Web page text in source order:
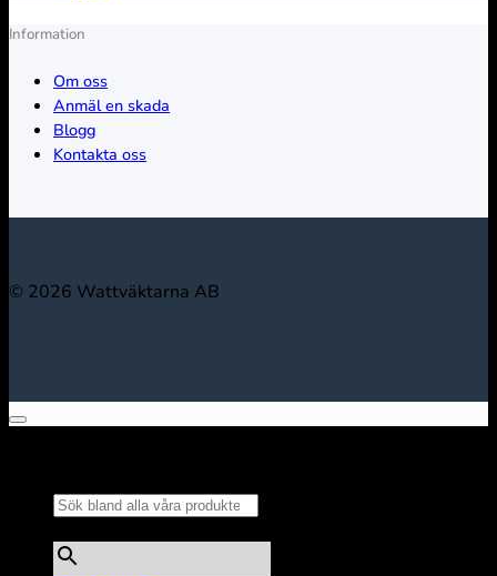
Information
Om oss
Anmäl en skada
Blogg
Kontakta oss
© 2026 Wattväktarna AB